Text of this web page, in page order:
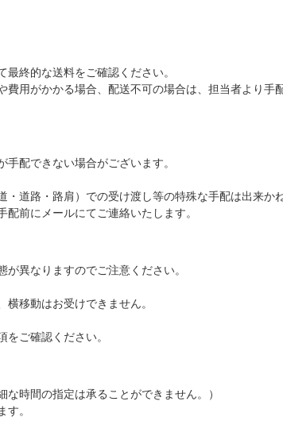
終的な送料をご確認ください。
用がかかる場合、配送不可の場合は、担当者より手
配できない場合がございます。
道路・路肩）での受け渡し等の特殊な手配は出来かね
前にメールにてご連絡いたします。
異なりますのでご注意ください。
移動はお受けできません。
ご確認ください。
時間の指定は承ることができません。）
。